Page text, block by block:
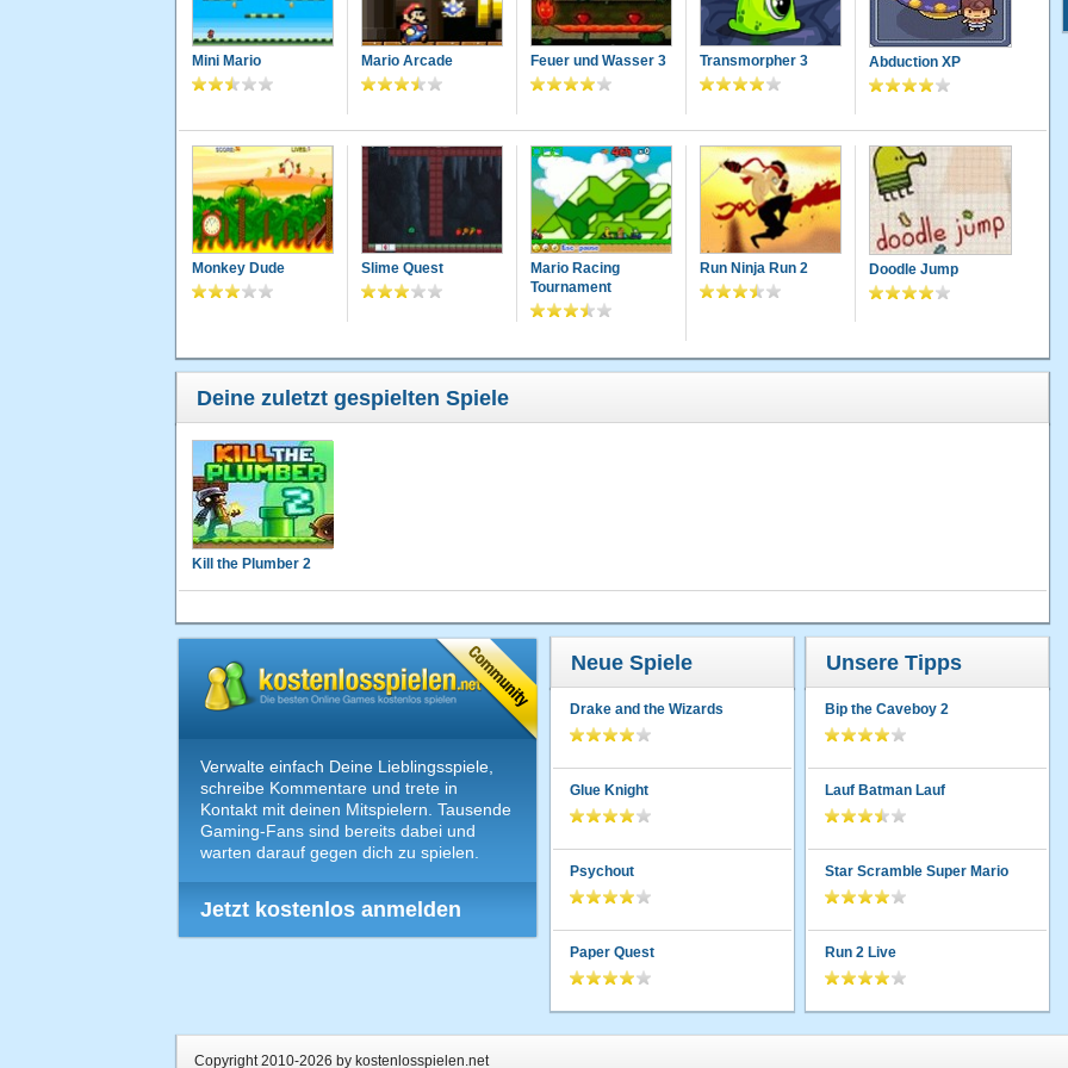
Mini Mario Mario Arcade Feuer und Wasser 3 Transmorpher 3 Abduction XP
Monkey Dude Slime Quest
Mario Racing
Tournament
Run Ninja Run 2 Doodle Jump
Deine zuletzt gespielten Spiele
Kill the Plumber 2
Verwalte einfach Deine Lieblingsspiele,
schreibe Kommentare und trete in
Kontakt mit deinen Mitspielern. Tausende
Gaming-Fans sind bereits dabei und
warten darauf gegen dich zu spielen.
Jetzt kostenlos anmelden
Neue Spiele
Drake and the Wizards
Glue Knight
Psychout
Paper Quest
Unsere Tipps
Bip the Caveboy 2
Lauf Batman Lauf
Star Scramble Super Mario
Run 2 Live
Copyright 2010-2026 by kostenlosspielen.net